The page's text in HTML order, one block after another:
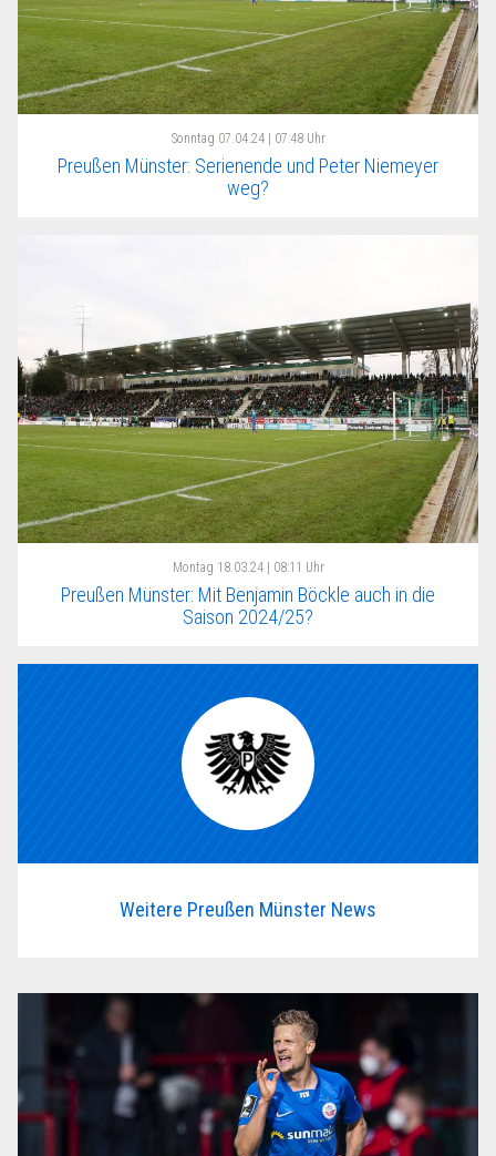
Sonntag 07.04.24 | 07:48 Uhr
Preußen Münster: Serienende und Peter Niemeyer
weg?
Montag 18.03.24 | 08:11 Uhr
Preußen Münster: Mit Benjamin Böckle auch in die
Saison 2024/25?
Weitere Preußen Münster News